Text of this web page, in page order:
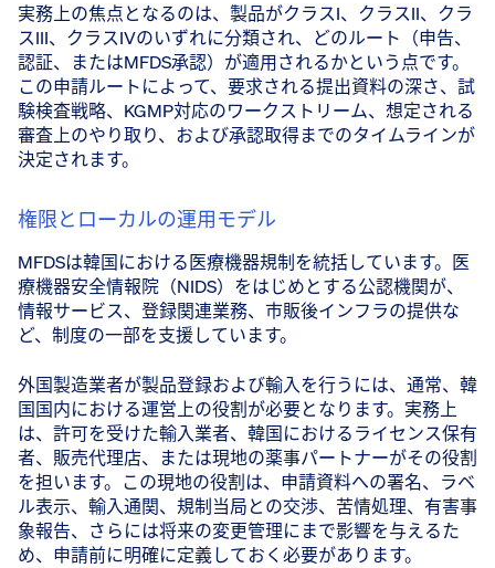
実務上の焦点となるのは、製品がクラスI、クラスII、クラ
スIII、クラスIVのいずれに分類され、どのルート（申告、
認証、またはMFDS承認）が適用されるかという点です。
この申請ルートによって、要求される提出資料の深さ、試
験検査戦略、KGMP対応のワークストリーム、想定される
審査上のやり取り、および承認取得までのタイムラインが
決定されます。
権限とローカルの運用モデル
MFDSは韓国における医療機器規制を統括しています。医
療機器安全情報院（NIDS）をはじめとする公認機関が、
情報サービス、登録関連業務、市販後インフラの提供な
ど、制度の一部を支援しています。
外国製造業者が製品登録および輸入を行うには、通常、韓
国国内における運営上の役割が必要となります。実務上
は、許可を受けた輸入業者、韓国におけるライセンス保有
者、販売代理店、または現地の薬事パートナーがその役割
を担います。この現地の役割は、申請資料への署名、ラベ
ル表示、輸入通関、規制当局との交渉、苦情処理、有害事
象報告、さらには将来の変更管理にまで影響を与えるた
め、申請前に明確に定義しておく必要があります。